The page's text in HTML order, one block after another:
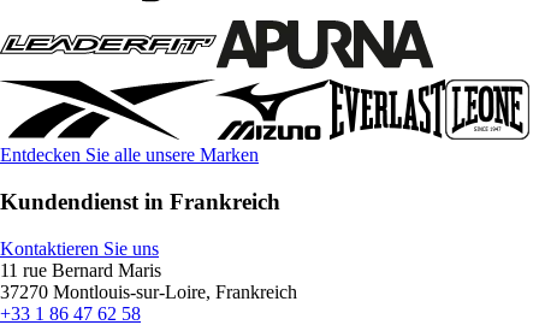
Entdecken Sie alle unsere Marken
Kundendienst in Frankreich
Kontaktieren Sie uns
11 rue Bernard Maris
37270 Montlouis-sur-Loire, Frankreich
+33 1 86 47 62 58